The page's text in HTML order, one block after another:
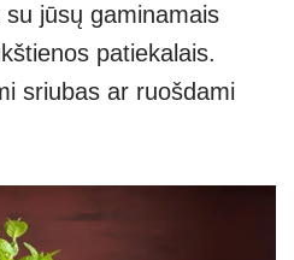
jūsų gaminamais
patiekalais.
sriubas ar ruošdami